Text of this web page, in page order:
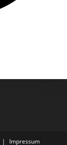
Impressum